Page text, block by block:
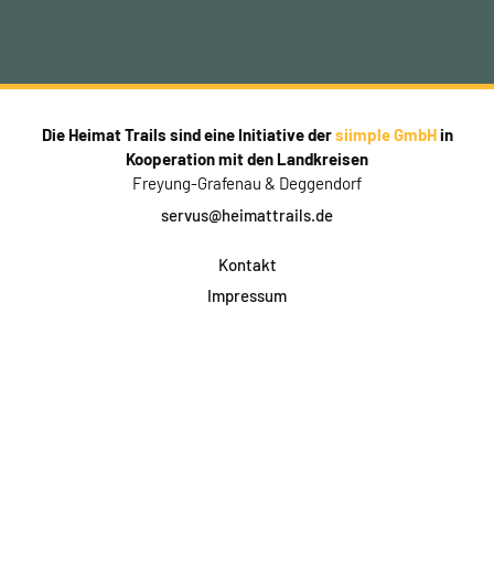
Die Heimat Trails sind eine Initiative dersiimple GmbHin
Kooperation mit den Landkreisen
Freyung-Grafenau & Deggendorf
servus@heimattrails.de
Kontakt
Impressum